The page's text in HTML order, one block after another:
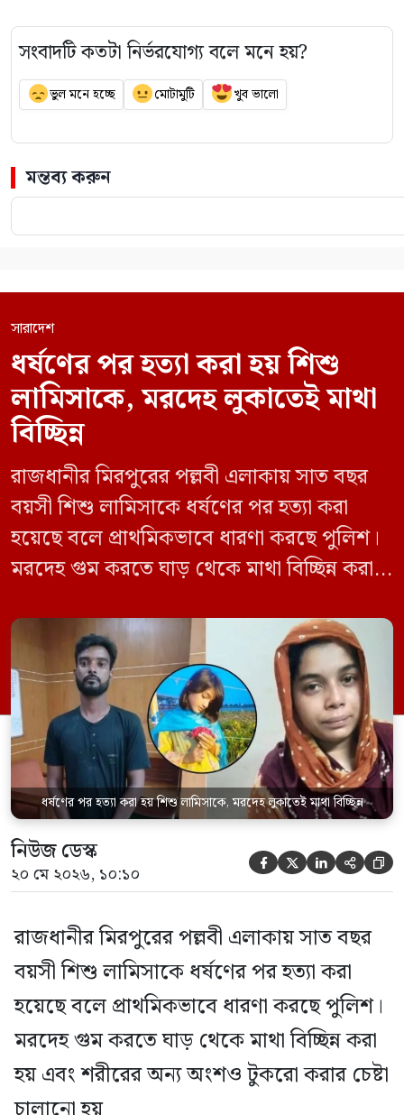
সংবাদটি কতটা নির্ভরযোগ্য বলে মনে হয়?
ভুল মনে হচ্ছে মোটামুটি খুব ভালো
মন্তব্য করুন
সারাদেশ
ধর্ষণের পর হত্যা করা হয় শিশু
লামিসাকে, মরদেহ লুকাতেই মাথা
বিচ্ছিন্ন
রাজধানীর মিরপুরের পল্লবী এলাকায় সাত বছর
বয়সী শিশু লামিসাকে ধর্ষণের পর হত্যা করা
হয়েছে বলে প্রাথমিকভাবে ধারণা করছে পুলিশ।
মরদেহ গুম করতে ঘাড় থেকে মাথা বিচ্ছিন্ন করা
চালানো হয় এই নৃশংস হত্যাকাণ্ডে পাশের ফ্ল্যাটের
ভাড়াটিয়া সোহেল রানা (৩০) ও তার স্ত্রী স্বপ্না
আক্তারকে (২৬) মাত্র ৭ ঘণ্টার […]
ধর্ষণের পর হত্যা করা হয় শিশু লামিসাকে, মরদেহ লুকাতেই মাথা বিচ্ছিন্ন
নিউজ ডেস্ক
২০ মে ২০২৬, ১০:১০     
রাজধানীর মিরপুরের পল্লবী এলাকায় সাত বছর
বয়সী শিশু লামিসাকে ধর্ষণের পর হত্যা করা
হয়েছে বলে প্রাথমিকভাবে ধারণা করছে পুলিশ।
মরদেহ গুম করতে ঘাড় থেকে মাথা বিচ্ছিন্ন করা
হয় এবং শরীরের অন্য অংশও টুকরো করার চেষ্টা